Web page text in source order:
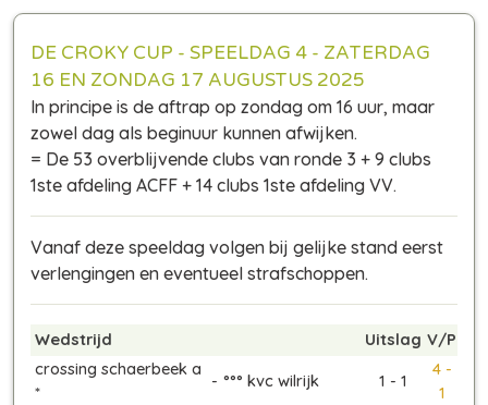
DE CROKY CUP - SPEELDAG 4 - ZATERDAG
16 EN ZONDAG 17 AUGUSTUS 2025
In principe is de aftrap op zondag om 16 uur, maar
zowel dag als beginuur kunnen afwijken.
= De 53 overblijvende clubs van ronde 3 + 9 clubs
1ste afdeling ACFF + 14 clubs 1ste afdeling VV.
Vanaf deze speeldag volgen bij gelijke stand eerst
verlengingen en eventueel strafschoppen.
Wedstrijd Uitslag V/P
crossing schaerbeek a
*
- °°° kvc wilrijk 1 - 1
4 -
1